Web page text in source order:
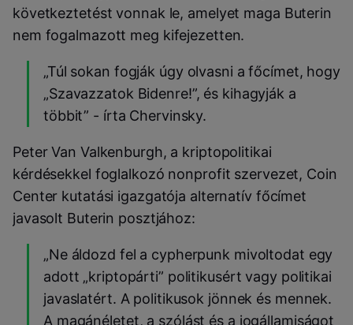
következtetést vonnak le, amelyet maga Buterin
nem fogalmazott meg kifejezetten.
„Túl sokan fogják úgy olvasni a főcímet, hogy
„Szavazzatok Bidenre!”, és kihagyják a
többit” - írta Chervinsky.
Peter Van Valkenburgh, a kriptopolitikai
kérdésekkel foglalkozó nonprofit szervezet, Coin
Center kutatási igazgatója alternatív főcímet
javasolt Buterin posztjához:
„Ne áldozd fel a cypherpunk mivoltodat egy
adott „kriptopárti” politikusért vagy politikai
javaslatért. A politikusok jönnek és mennek.
A magánéletet, a szólást és a jogállamiságot